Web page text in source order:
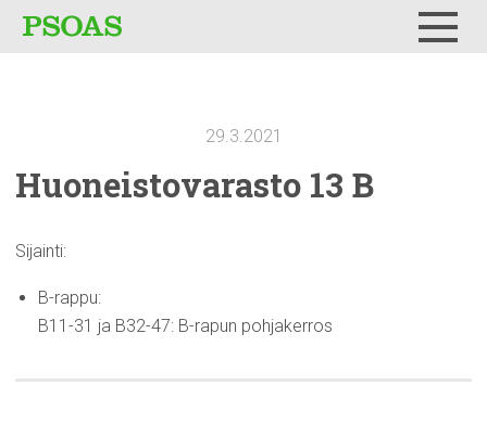
29.3.2021
Huoneistovarasto 13 B
Sijainti:
B-rappu:
B11-31 ja B32-47: B-rapun pohjakerros